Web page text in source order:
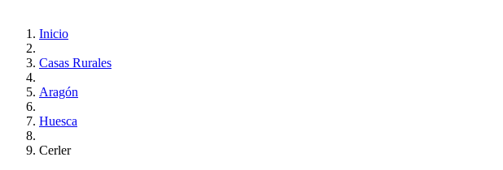
Inicio
Casas Rurales
Aragón
Huesca
Cerler